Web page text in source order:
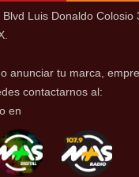
Luis Donaldo Colosio
anunciar tu marca,
contactarnos al:
en